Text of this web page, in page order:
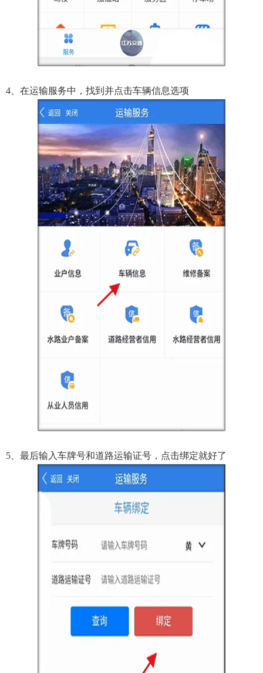
4、在运输服务中，找到并点击车辆信息选项
5、最后输入车牌号和道路运输证号，点击绑定就好了